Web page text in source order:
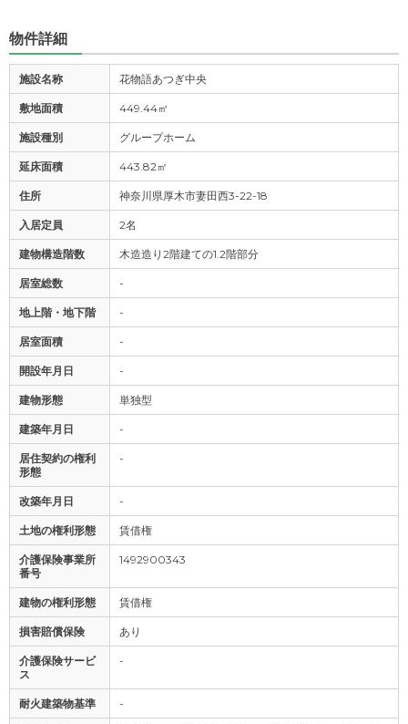
物件詳細
施設名称 花物語あつぎ中央
敷地面積 449.44㎡
施設種別 グループホーム
延床面積 443.82㎡
住所 神奈川県厚木市妻田西3-22-18
入居定員 2名
建物構造階数 木造造り2階建ての1.2階部分
居室総数 -
地上階・地下階 -
居室面積 -
開設年月日 -
建物形態 単独型
建築年月日 -
居住契約の権利
形態
-
改築年月日 -
土地の権利形態 賃借権
介護保険事業所
番号
1492900343
建物の権利形態 賃借権
損害賠償保険 あり
介護保険サービ
ス
-
耐火建築物基準 -